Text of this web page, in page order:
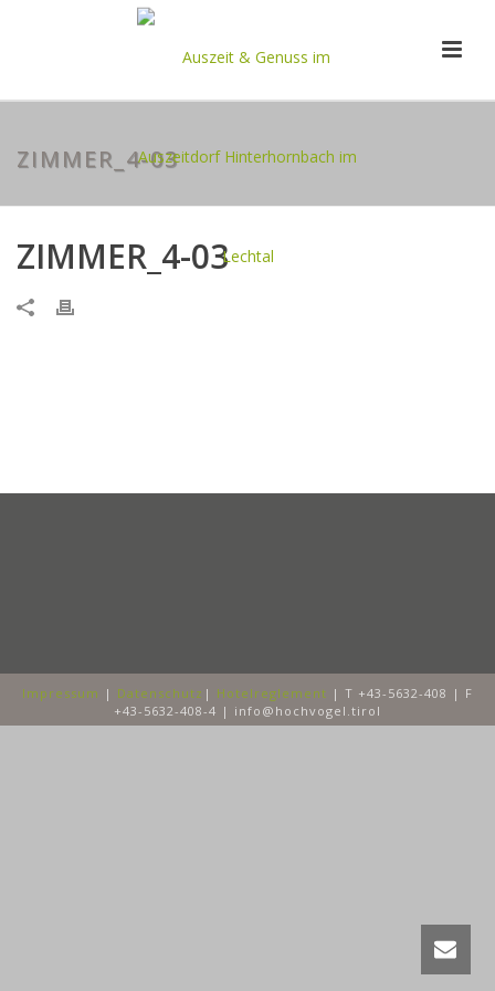
ZIMMER_4-03
ZIMMER_4-03
Impressum | Datenschutz | Hotelreglement | T +43-5632-408 | F
+43-5632-408-4 | info@hochvogel.tirol